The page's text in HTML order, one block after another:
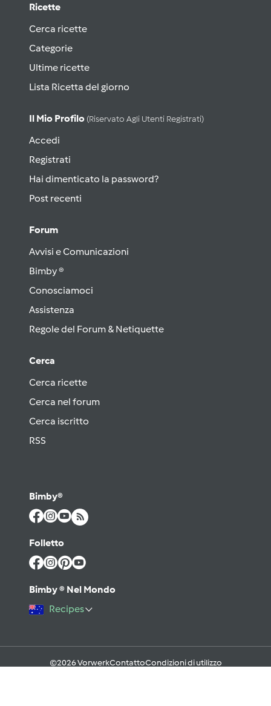
Ricette
Cerca ricette
Categorie
Ultime ricette
Lista Ricetta del giorno
Il Mio Profilo (riservato Agli Utenti Registrati)
Accedi
Registrati
Hai dimenticato la password?
Post recenti
Forum
Avvisi e Comunicazioni
Bimby ®
Conosciamoci
Assistenza
Regole del Forum & Netiquette
Cerca
Cerca ricette
Cerca nel forum
Cerca iscritto
RSS
Bimby®
Folletto
Bimby ® Nel Mondo
Recipes
©2026 VorwerkContattoCondizioni di utilizzo